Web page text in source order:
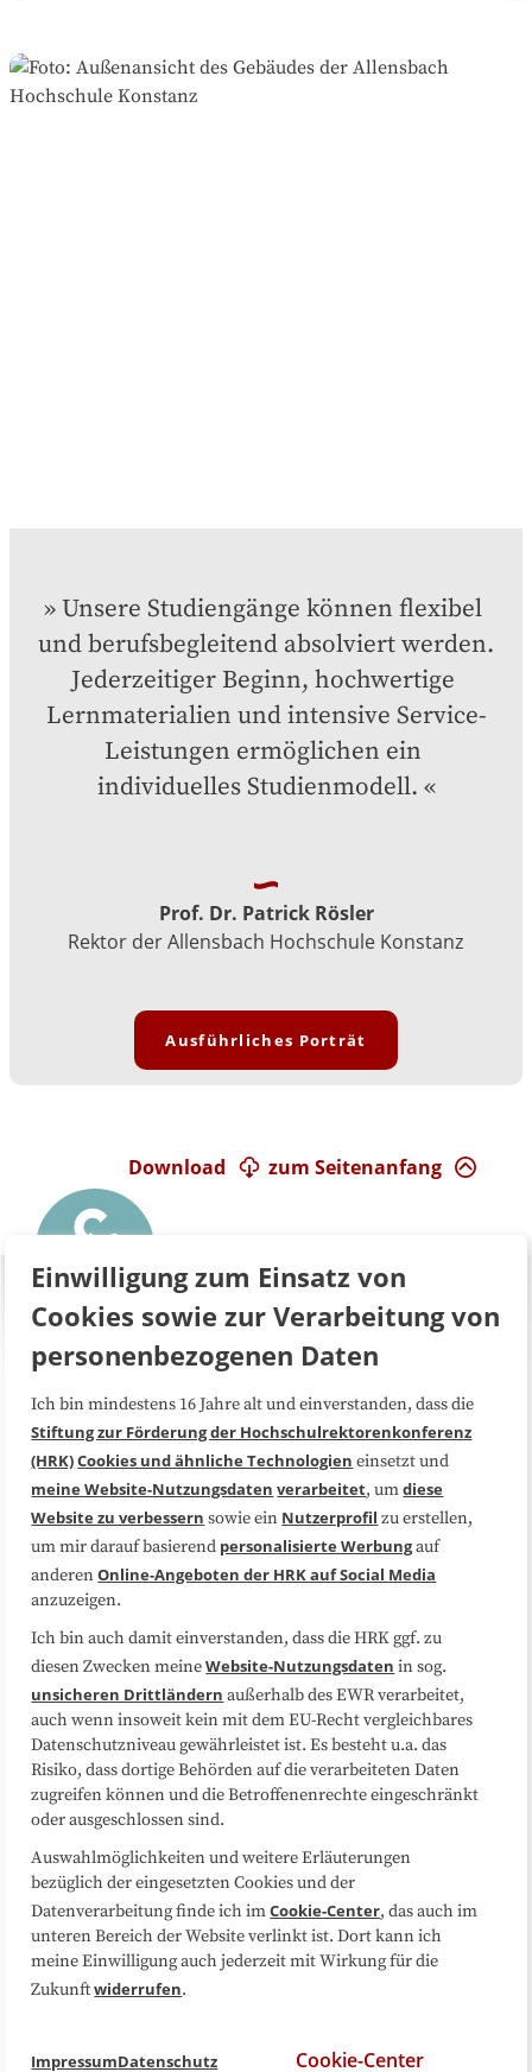
Unsere Studiengänge können flexibel
und berufsbegleitend absolviert werden.
Jederzeitiger Beginn, hochwertige
Lernmaterialien und intensive Service-
Leistungen ermöglichen ein
individuelles Studienmodell.
Prof. Dr. Patrick Rösler
Rektor der Allensbach Hochschule Konstanz
Ausführliches Porträt
zum Seitenanfang
Download
Über uns FAQ
Medienarbeit Kooperationen
Datenschutzerklärung Impressum
Sitemap
Folgen Sie uns
Einwilligung zum Einsatz von
Cookies sowie zur Verarbeitung von
personenbezogenen Daten
Ich bin mindestens 16 Jahre alt und einverstanden, dass die
Stiftung zur Förderung der Hochschulrektorenkonferenz
(HRK)Cookies und ähnliche Technologien einsetzt und
meine Website-Nutzungsdaten verarbeitet, umdiese
Website zu verbessern sowie ein Nutzerprofil zu erstellen,
um mir darauf basierend personalisierte Werbungauf
anderenOnline-Angeboten der HRK auf Social Media
anzuzeigen.
Ich bin auch damit einverstanden, dass die HRK ggf. zu
diesen Zwecken meineWebsite-Nutzungsdaten in sog.
unsicheren Drittländern außerhalb des EWR verarbeitet,
auch wenn insoweit kein mit dem EU-Recht vergleichbares
Datenschutzniveau gewährleistet ist. Es besteht u.a. das
Risiko, dass dortige Behörden auf die verarbeiteten Daten
zugreifen können und die Betroffenenrechte eingeschränkt
oder ausgeschlossen sind.
Auswahlmöglichkeiten und weitere Erläuterungen
bezüglich der eingesetzten Cookies und der
Datenverarbeitung finde ich imCookie-Center, das auch im
unteren Bereich der Website verlinkt ist. Dort kann ich
meine Einwilligung auch jederzeit mit Wirkung für die
Zukunftwiderrufen.
ImpressumDatenschutz Cookie-Center